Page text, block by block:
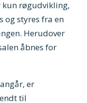
røgudvikling,
og styres fra en
Herudover
åbnes for
er
til